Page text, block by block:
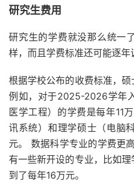
研究生费用
研究生的学费就没那么统一
样，而且学费标准还可能逐年
根据学校公布的收费标准，硕
例如，对于2025-2026学年
医学工程）的学费是每年11
讯系统）和理学硕士（电脑
元。 数据科学专业的学费更
有一些新开设的专业，比如
到了每年16万元。